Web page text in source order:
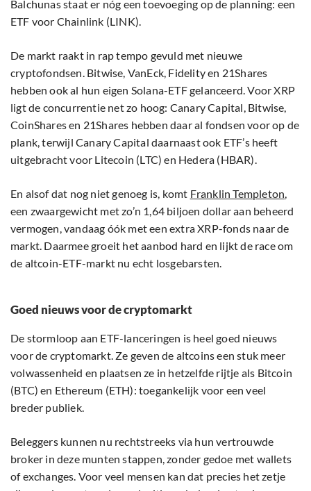
Balchunas staat er nóg een toevoeging op de planning: een
ETF voor Chainlink (LINK).
De markt raakt in rap tempo gevuld met nieuwe
cryptofondsen. Bitwise, VanEck, Fidelity en 21Shares
hebben ook al hun eigen Solana-ETF gelanceerd. Voor XRP
ligt de concurrentie net zo hoog: Canary Capital, Bitwise,
CoinShares en 21Shares hebben daar al fondsen voor op de
plank, terwijl Canary Capital daarnaast ook ETF’s heeft
uitgebracht voor Litecoin (LTC) en Hedera (HBAR).
En alsof dat nog niet genoeg is, komt Franklin Templeton,
een zwaargewicht met zo’n 1,64 biljoen dollar aan beheerd
vermogen, vandaag óók met een extra XRP-fonds naar de
markt. Daarmee groeit het aanbod hard en lijkt de race om
de altcoin-ETF-markt nu echt losgebarsten.
Goed nieuws voor de cryptomarkt
De stormloop aan ETF-lanceringen is heel goed nieuws
voor de cryptomarkt. Ze geven de altcoins een stuk meer
volwassenheid en plaatsen ze in hetzelfde rijtje als Bitcoin
(BTC) en Ethereum (ETH): toegankelijk voor een veel
breder publiek.
Beleggers kunnen nu rechtstreeks via hun vertrouwde
broker in deze munten stappen, zonder gedoe met wallets
of exchanges. Voor veel mensen kan dat precies het zetje